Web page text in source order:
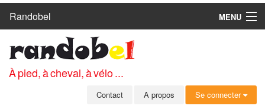
Randobel
MENU
CIRCUITS
CLUBS
À pied, à cheval, à vélo ...
Contact A propos Se connecter